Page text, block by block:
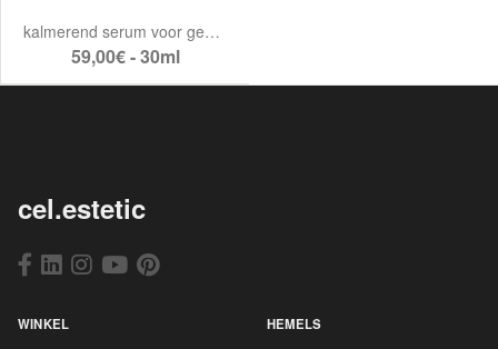
kalmerend serum voor gevoelige huid.
59,00€ - 30ml
cel.estetic
WINKEL HEMELS